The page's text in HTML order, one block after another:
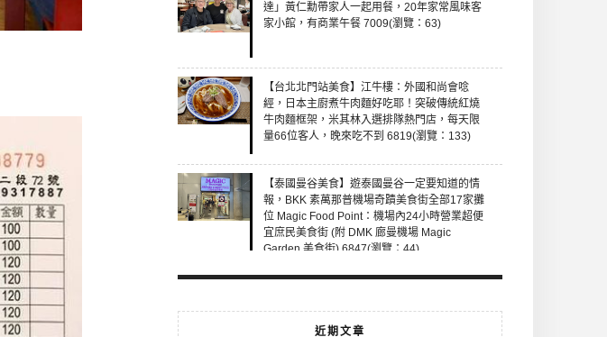
達」黃仁勳帶家人一起用餐，20年家常風味客
家小館，有商業午餐 7009(瀏覽：63)
【台北北門站美食】江牛樓：外國和尚會唸
經，日本主廚煮牛肉麵好吃耶！突破傳統紅燒
牛肉麵框架，米其林入選排隊熱門店，每天限
量66位客人，晚來吃不到 6819(瀏覽：133)
【泰國曼谷美食】遊泰國曼谷一定要知道的情
報，BKK 素萬那普機場奇蹟美食街全部17家攤
位 Magic Food Point：機場內24小時營業超便
宜庶民美食街 (附 DMK 廊曼機場 Magic
Garden 美食街) 6847(瀏覽：44)
近期文章